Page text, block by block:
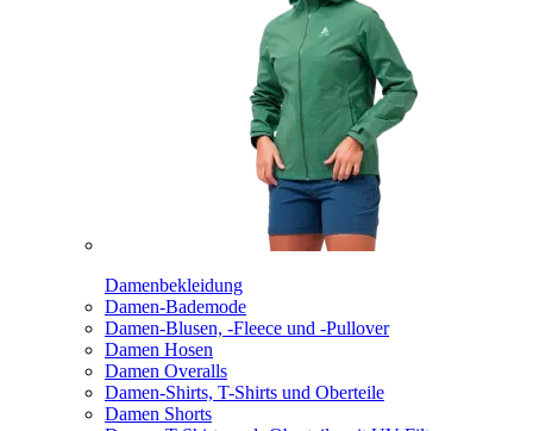
Damenbekleidung
Damen-Bademode
Damen-Blusen, -Fleece und -Pullover
Damen Hosen
Damen Overalls
Damen-Shirts, T-Shirts und Oberteile
Damen Shorts